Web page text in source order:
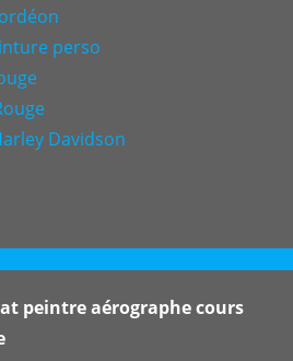
perso
Davidson
peintre aérographe cours